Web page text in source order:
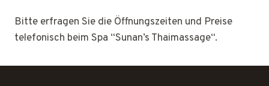
Bitte erfragen Sie die Öffnungszeiten und Preise
telefonisch beim Spa “Sunan’s Thaimassage“.